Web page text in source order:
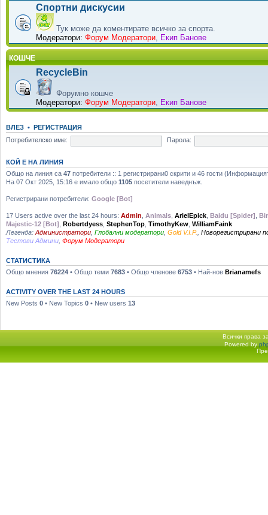
Спортни дискусии
Тук може да коментирате всичко за спорта.
Модератори: Форум Модератори Екип Банове
КОШЧЕ
RecycleBin
Форумно кошче
Модератори: Форум Модератори Екип Банове
ВЛЕЗ • РЕГИСТРАЦИЯ
Потребителско име:
Парола:
КОЙ Е НА ЛИНИЯ
Общо на линия са 47 потребители :: 1 регистрирани0 скрити и 46 гости
На 07 Окт 2025, 15:16 е имало общо 1105 посетители наведнъж.
Регистрирани потребители: Google [Bot]
17 Users active over the last 24 hours: Admin Animals ArielEpick Baidu [Spider]
Majestic-12 [Bot] Robertdyess StephenTop TimothyKew WilliamFaink
Легенда: Администратори Глобални модератори Gold V.I.P. Новорегистрирани
Тестови Админи Форум Модератори
СТАТИСТИКА
Общо мнения 76224 • Общо теми 7683 • Общо членове 6753 • Най-нов Brianamefs
ACTIVITY OVER THE LAST 24 HOURS
New Posts 0 • New Topics 0 • New users 13
Всички права
Начало форум Powered by